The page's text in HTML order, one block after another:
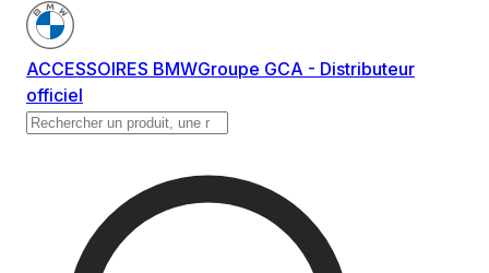
ACCESSOIRES BMWGroupe GCA - Distributeur
officiel